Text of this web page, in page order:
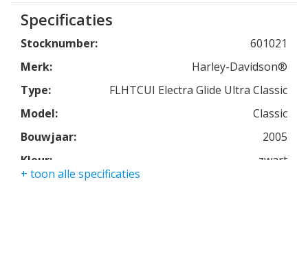
Onder andere ledverlichting en sporteinddempers.
Specificaties
Stocknumber:
601021
Merk:
Harley-Davidson®
Type:
FLHTCUI Electra Glide Ultra Classic
Model:
Classic
Bouwjaar:
2005
Kleur:
zwart
+ toon alle specificaties